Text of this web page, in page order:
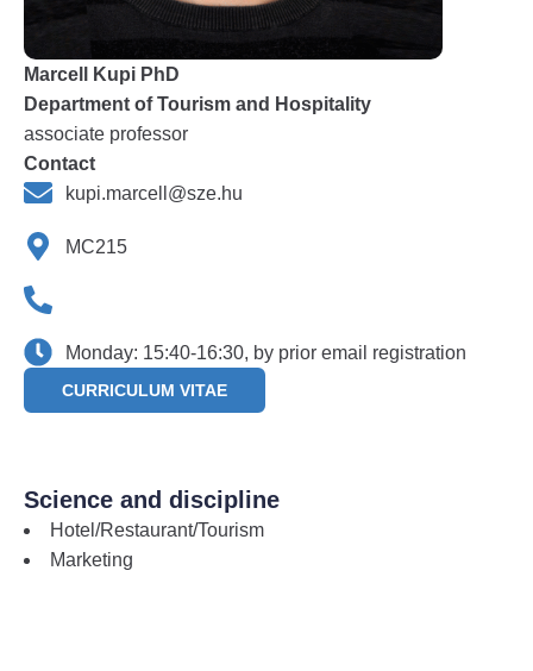
Marcell Kupi PhD
Department of Tourism and Hospitality
associate professor
Contact
kupi.marcell@sze.hu
MC215
Monday: 15:40-16:30, by prior email registration
CURRICULUM VITAE
Science and discipline
Hotel/Restaurant/Tourism
Marketing